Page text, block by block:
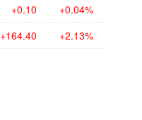
+0.10 +0.04%
+164.40 +2.13%